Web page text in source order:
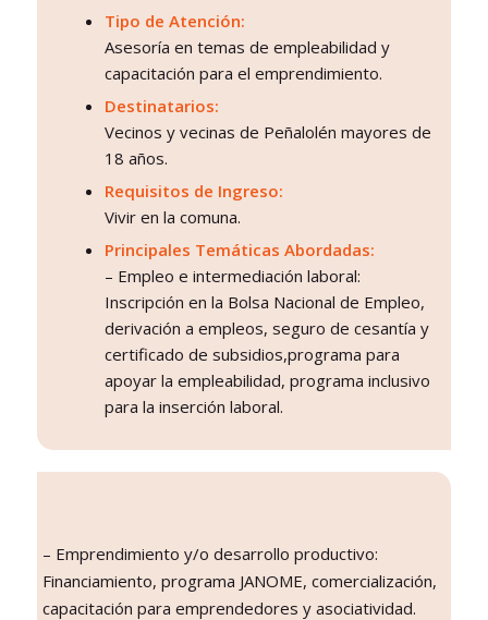
Tipo de Atención:
Asesoría en temas de empleabilidad y
capacitación para el emprendimiento.
Destinatarios:
Vecinos y vecinas de Peñalolén mayores de
18 años.
Requisitos de Ingreso:
Vivir en la comuna.
Principales Temáticas Abordadas:
– Empleo e intermediación laboral:
Inscripción en la Bolsa Nacional de Empleo,
derivación a empleos, seguro de cesantía y
certificado de subsidios,programa para
apoyar la empleabilidad, programa inclusivo
para la inserción laboral.
– Emprendimiento y/o desarrollo productivo:
Financiamiento, programa JANOME, comercialización,
capacitación para emprendedores y asociatividad.